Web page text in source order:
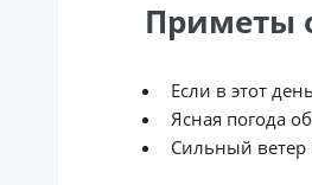
Приметы
Если в этот
Ясная погода
Сильный ветер